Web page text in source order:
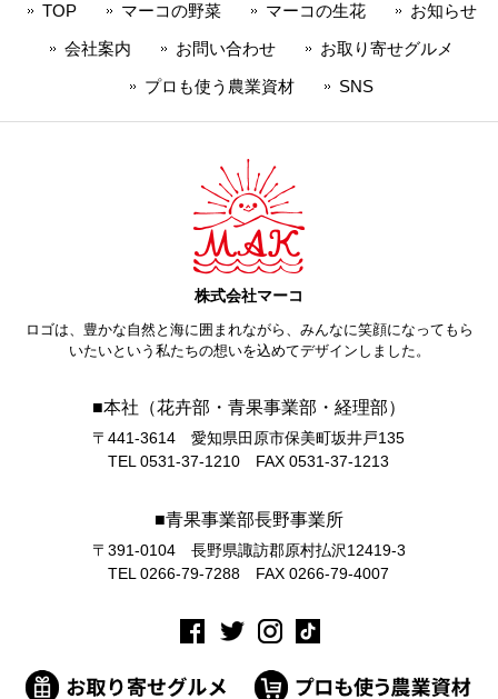
TOP マーコの野菜 マーコの生花
お知らせ
会社案内
お問い合わせ
お取り寄せグルメ
プロも使う農業資材
SNS
株式会社マーコ
ロゴは、豊かな自然と海に囲まれながら、みんなに笑顔になってもら
いたいという私たちの想いを込めてデザインしました。
■本社（花卉部・青果事業部・経理部）
〒441-3614 愛知県田原市保美町坂井戸135
TEL 0531-37-1210 FAX 0531-37-1213
■青果事業部長野事業所
〒391-0104 長野県諏訪郡原村払沢12419-3
TEL 0266-79-7288 FAX 0266-79-4007